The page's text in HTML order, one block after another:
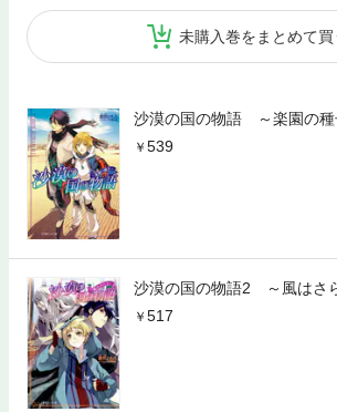
未購入巻をまとめて買
沙漠の国の物語 ～楽園の種
539
沙漠の国の物語2 ～風はさ
517